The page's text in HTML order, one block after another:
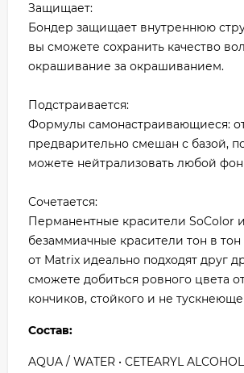
Защищает:
Бондер защищает внутреннюю
вы сможете сохранить качество
окрашивание за окрашиванием.
Подстраивается:
Формулы самонастраивающиеся:
предварительно смешан с базой,
можете нейтрализовать любой
Сочетается:
Перманентные красители SoColor и
безаммиачные красители тон в тон
от Matrix идеально подходят друг
сможете добиться ровного цвета
кончиков, стойкого и не
Состав:
AQUA / WATER • CETEARYL